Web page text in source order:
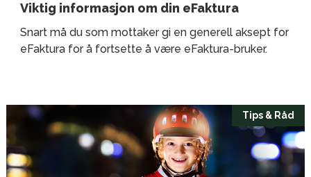
Viktig informasjon om din eFaktura
Snart må du som mottaker gi en generell aksept for
eFaktura for å fortsette å være eFaktura-bruker.
Tips & Råd